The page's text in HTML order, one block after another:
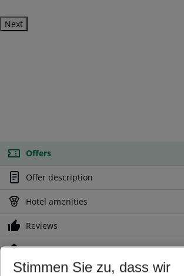
Next
Offers
Offer description
Hotel amenities
Reviews
Location
Stimmen Sie zu, dass wir